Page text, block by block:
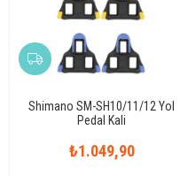
Shimano SM-SH10/11/12 Yol
Pedal Kali
₺1.049,90